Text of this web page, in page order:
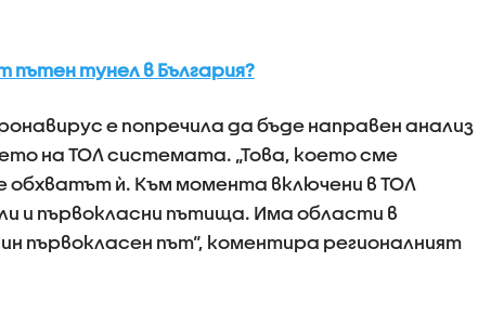
пътен тунел в България?
е попречила да бъде направен анализ
на ТОЛ системата. „Това, което сме
ѝ. Към момента включени в ТОЛ
и първокласни пътища. Има области в
първокласен път“, коментира регионалният